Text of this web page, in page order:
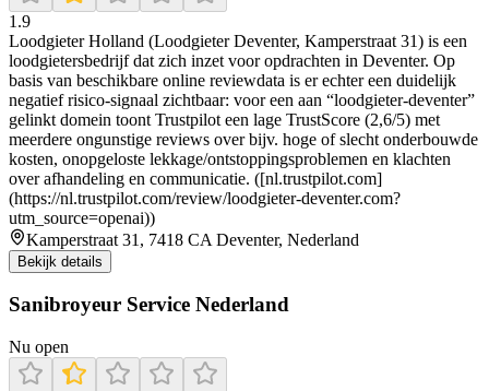
1.9
Loodgieter Holland (Loodgieter Deventer, Kamperstraat 31) is een
loodgietersbedrijf dat zich inzet voor opdrachten in Deventer. Op
basis van beschikbare online reviewdata is er echter een duidelijk
negatief risico-signaal zichtbaar: voor een aan “loodgieter-deventer”
gelinkt domein toont Trustpilot een lage TrustScore (2,6/5) met
meerdere ongunstige reviews over bijv. hoge of slecht onderbouwde
kosten, onopgeloste lekkage/ontstoppingsproblemen en klachten
over afhandeling en communicatie. ([nl.trustpilot.com]
(https://nl.trustpilot.com/review/loodgieter-deventer.com?
utm_source=openai))
Kamperstraat 31, 7418 CA Deventer, Nederland
Bekijk details
Sanibroyeur Service Nederland
Nu open